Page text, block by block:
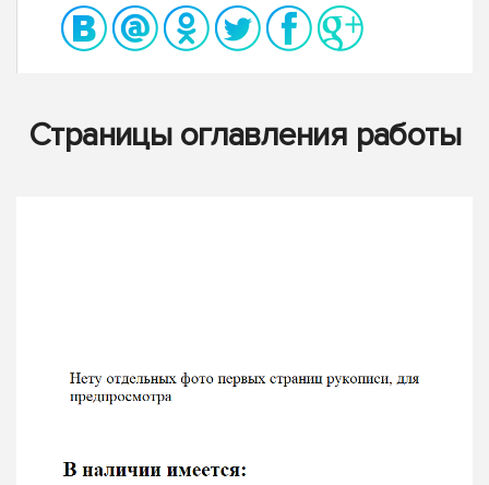
Страницы оглавления работы